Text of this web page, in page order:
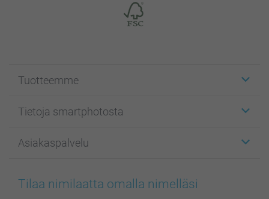
Tuotteemme
Kuvakortit
Kuvakirjat
Valokuvat, Julisteet & Taskukirjat
Tietoja smartphotosta
Affiliate ohjelma
Evästekäytäntö
Asiakaspalvelu
100% tyytyväisyystakuu
Tilaa nimilaatta omalla nimelläsi